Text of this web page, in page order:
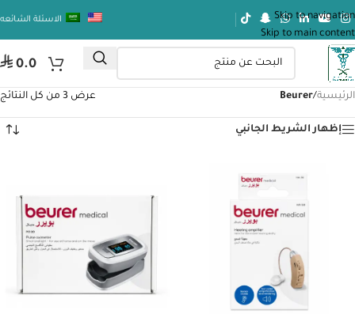
Skip to navigation
Skip to main content
الاسئلة الشائعه
⃁ 0.0
الرئيسية/
Beurer عرض ⁦3⁩ من كل النتائج
إظهار الشريط الجانبي